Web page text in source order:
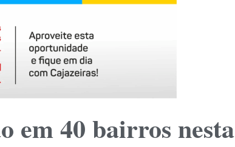
em 40 bairros nesta